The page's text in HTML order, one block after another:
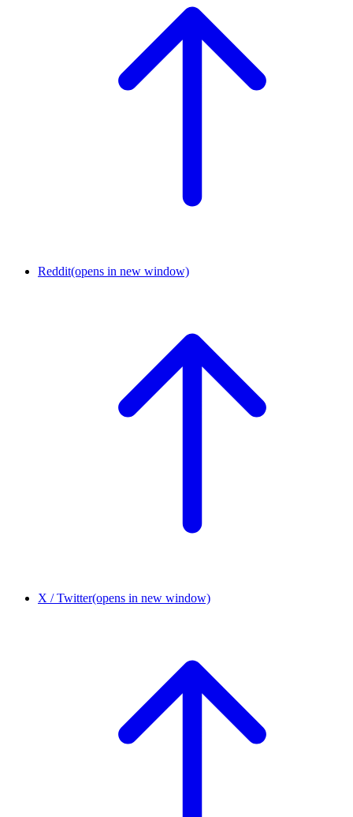
Reddit(opens in new window)
X / Twitter(opens in new window)